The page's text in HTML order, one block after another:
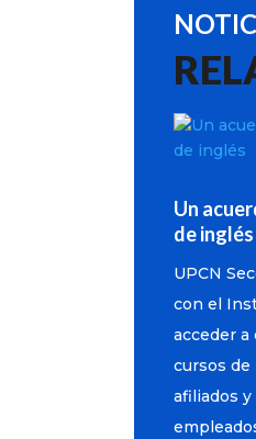
Un
de inglés
UPCN
con el
acceder
cursos de
afiliados